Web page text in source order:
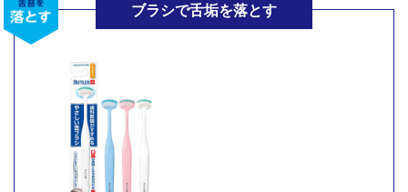
ブラシで舌垢を落とす